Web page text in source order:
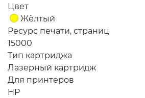
Цвет
Жёлтый
Ресурс печати, страниц
15000
Тип картриджа
Лазерный картридж
Для принтеров
HP